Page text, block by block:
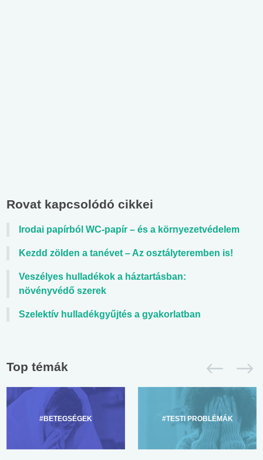
Rovat kapcsolódó cikkei
Irodai papírból WC-papír – és a környezetvédelem
Kezdd zölden a tanévet – Az osztályteremben is!
Veszélyes hulladékok a háztartásban:
növényvédő szerek
Szelektív hulladékgyűjtés a gyakorlatban
Top témák
#BETEGSÉGEK #TESTI PROBLÉMÁK